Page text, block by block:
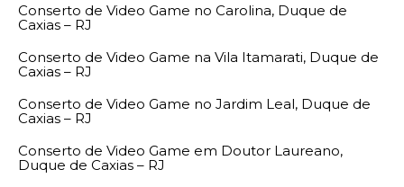
Conserto de Video Game no Carolina, Duque de
Caxias – RJ
Conserto de Video Game na Vila Itamarati, Duque de
Caxias – RJ
Conserto de Video Game no Jardim Leal, Duque de
Caxias – RJ
Conserto de Video Game em Doutor Laureano,
Duque de Caxias – RJ